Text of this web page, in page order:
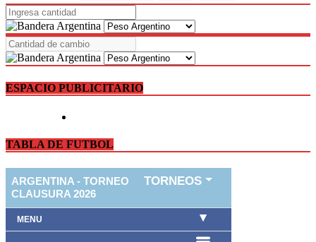
ESPACIO PUBLICITARIO
TABLA DE FUTBOL